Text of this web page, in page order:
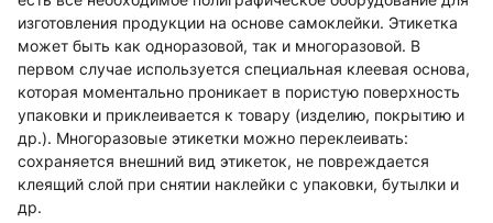
изготовления продукции на основе самоклейки. Этикетка
может быть как одноразовой, так и многоразовой. В
первом случае используется специальная клеевая основа,
которая моментально проникает в пористую поверхность
упаковки и приклеивается к товару (изделию, покрытию и
др.). Многоразовые этикетки можно переклеивать:
сохраняется внешний вид этикеток, не повреждается
клеящий слой при снятии наклейки с упаковки, бутылки и
др.